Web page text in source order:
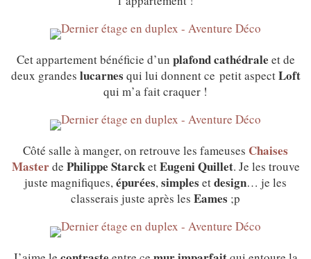
Cet appartement bénéficie d’un plafond cathédrale et de
deux grandes lucarnes qui lui donnent ce petit aspectLoft
qui m’a fait craquer !
Côté salle à manger, on retrouve les fameuses Chaises
Masterde Philippe StarcketEugeni Quillet. Je les trouve
juste magnifiques,épurées,simples etdesign… je les
classerais juste après les Eames ;p